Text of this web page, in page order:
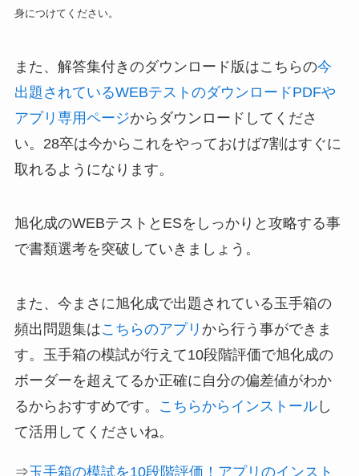
身につけてください。
また、解答集付きのダウンロード版はこちらの今
出題されているWEBテストのダウンロードPDFや
アプリ専用ページからダウンロードしてくださ
い。28卒は今からこれをやっておけば7割はすぐに
取れるようになります。
旭化成のWEBテストとESをしっかりと攻略する事
で書類選考を突破していきましょう。
また、今まさに旭化成で出題されている玉手箱の
頻出問題集はこちらのアプリ から行う事ができま
す。玉手箱の模試が行えて10段階評価で旭化成の
ボーダーを超えてるか正確に自分の偏差値がわか
るからおすすめです。
こちらからインストールし
て活用してくださいね。
⇒玉手箱の模試を10段階評価！アプリのインスト